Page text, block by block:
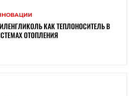
КАК ТЕПЛОНОСИТЕЛЬ В
ОТОПЛЕНИЯ